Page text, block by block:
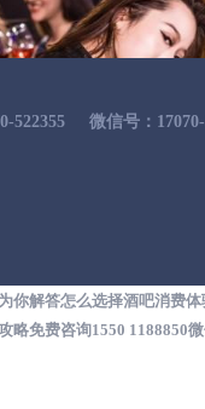
你解答怎么选择酒吧消费
略免费咨询1550 1188850微
522355 微信号：